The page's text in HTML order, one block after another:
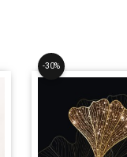
-30%